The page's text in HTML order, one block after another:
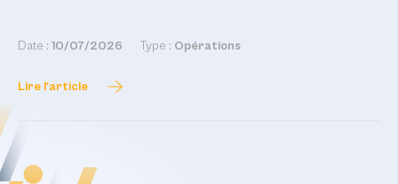
Date : 10/07/2026 Type : Opérations
Lire l'article